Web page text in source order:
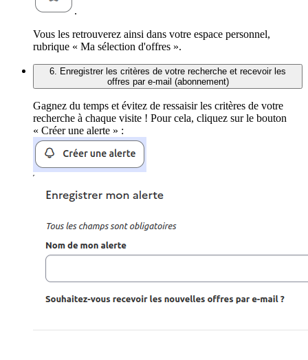
.
Vous les retrouverez ainsi dans votre espace personnel,
rubrique « Ma sélection d'offres ».
6. Enregistrer les critères de votre recherche et recevoir les
offres par e-mail (abonnement)
Gagnez du temps et évitez de ressaisir les critères de votre
recherche à chaque visite ! Pour cela, cliquez sur le bouton
« Créer une alerte » :